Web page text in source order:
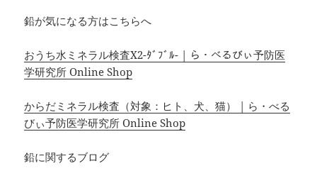
鉛が気になる方はこちらへ
おうち水ミネラル検査X2-ﾀﾞﾌﾞﾙ- | ら・べるびぃ予防医
学研究所 Online Shop
からだミネラル検査（対象：ヒト、犬、猫） | ら・べる
びぃ予防医学研究所 Online Shop
鉛に関するブログ